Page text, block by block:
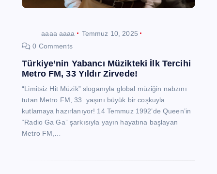
aaaa aaaa
Temmuz 10, 2025
0 Comments
Türkiye’nin Yabancı Müzikteki İlk Tercihi
Metro FM, 33 Yıldır Zirvede!
“Limitsiz Hit Müzik” sloganıyla global müziğin nabzını
tutan Metro FM, 33. yaşını büyük bir coşkuyla
kutlamaya hazırlanıyor! 14 Temmuz 1992’de Queen’in
“Radio Ga Ga” şarkısıyla yayın hayatına başlayan
Metro FM,…